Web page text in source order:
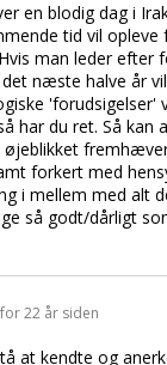
en blodig dag i
tid vil
man leder efter
næste halve år
'forudsigelser'
har du ret. Så kan
øjeblikket
forkert med
i mellem med alt
så godt/dårligt
for 22 år siden
at kendte og